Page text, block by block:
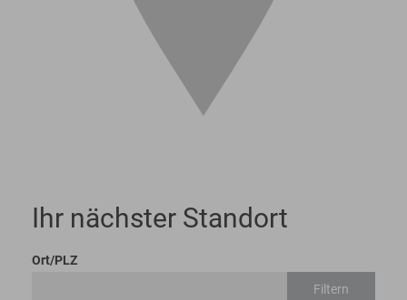
Ihr nächster Standort
Ort/PLZ
Filtern